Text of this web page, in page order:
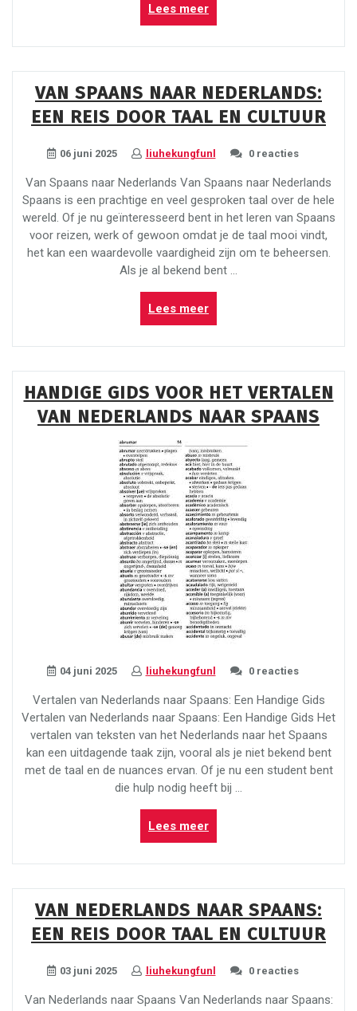
Lees meer“Efficiënt
vertalen
van
Nederlands”
VAN SPAANS NAAR NEDERLANDS:
EEN REIS DOOR TAAL EN CULTUUR
06 juni 2025 liuhekungfunl 0 reacties
Van Spaans naar Nederlands Van Spaans naar Nederlands
Spaans is een prachtige en veel gesproken taal over de hele
wereld. Of je nu geïnteresseerd bent in het leren van Spaans
voor reizen, werk of gewoon omdat je de taal mooi vindt,
het kan een waardevolle vaardigheid zijn om te beheersen.
Als je al bekend bent …
Lees meer“Van
Spaans
naar
Reis
door
Taal
en
Cultuur”
HANDIGE GIDS VOOR HET VERTALEN
VAN NEDERLANDS NAAR SPAANS
04 juni 2025 liuhekungfunl 0 reacties
Vertalen van Nederlands naar Spaans: Een Handige Gids
Vertalen van Nederlands naar Spaans: Een Handige Gids Het
vertalen van teksten van het Nederlands naar het Spaans
kan een uitdagende taak zijn, vooral als je niet bekend bent
met de taal en de nuances ervan. Of je nu een student bent
die hulp nodig heeft bij …
Lees meer“Handige
Gids
voor
van
Nederlands
naar
Spaans”
VAN NEDERLANDS NAAR SPAANS:
EEN REIS DOOR TAAL EN CULTUUR
03 juni 2025 liuhekungfunl 0 reacties
Van Nederlands naar Spaans Van Nederlands naar Spaans: